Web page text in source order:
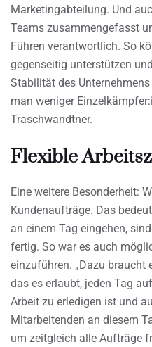
Marketingabteilung. Und
Teams zusammengefasst
Führen verantwortlich. So
gegenseitig unterstützen
Stabilität des
man weniger
Traschwandtner.
Flexible
Eine weitere Besonderheit:
Kundenaufträge. Das
an einem Tag eingehen,
fertig. So war es auch
einzuführen. „Dazu braucht
das es erlaubt, jeden Tag
Arbeit zu erledigen ist und
Mitarbeitenden an diesem
um zeitgleich alle Aufträge